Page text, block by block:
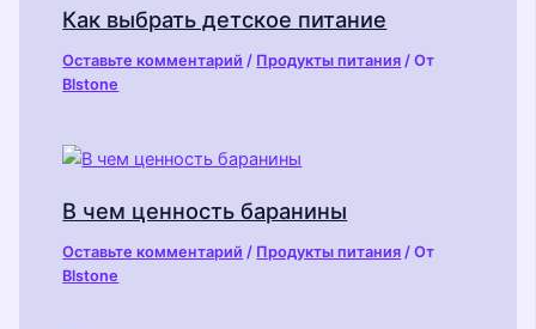
Как выбрать детское питание
Оставьте комментарий / Продукты питания / От
Blstone
В чем ценность баранины
Оставьте комментарий / Продукты питания / От
Blstone